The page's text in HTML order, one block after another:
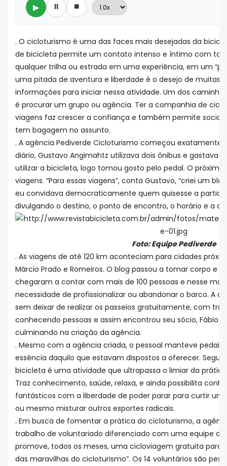
▶ ⏸ ⏹
. O cicloturismo é uma das faces mais desejadas da
de bicicleta permite um contato intenso e íntimo com
qualquer trilha ou estrada em uma experiência, em um
uma pitada de aventura e liberdade é o desejo de muitas
informações para iniciar nessa atividade. Um dos
é procurar um grupo ou agência. Ter a companhia de
viagens faz crescer a confiança e também permite
tem bagagem no assunto.
. A agência Pediverde Cicloturismo começou exatamente
diário, Gustavo Angimahtz utilizava dois ônibus e gastava
utilizar a bicicleta, logo tomou gosto pelo pedal. O próximo
viagens. “Para essas viagens”, conta Gustavo, “criei um
eu convidava democraticamente quem quisesse a
divulgando o destino, o ponto de encontro, o horário e a
Foto: Equipe Pediverde
. As viagens de até 120 km aconteciam para cidades
Márcio Prado e Romeiros. O blog passou a tomar corpo e
chegaram a contar com mais de 100 pessoas e nesse
necessidade de profissionalizar ou abandonar o barco. A
sem deixar de realizar os passeios gratuitamente, com
conhecendo pessoas e assim encontrou seu sócio, Fábio
culminando na criação da agência.
. Mesmo com a agência criada, o pessoal manteve
essência daquilo que estavam dispostos a oferecer.
bicicleta é uma atividade que ultrapassa o limiar da
Traz conhecimento, saúde, relaxa, e ainda possibilita
fantásticos com a liberdade de poder parar para curtir
ou mesmo misturar outros esportes radicais.
. Em busca de fomentar a prática do cicloturismo, a
trabalho de voluntariado diferenciado com uma equipe de
promove, todos os meses, uma cicloviagem gratuita para
das maravilhas do cicloturismo”. Os 14 voluntários são